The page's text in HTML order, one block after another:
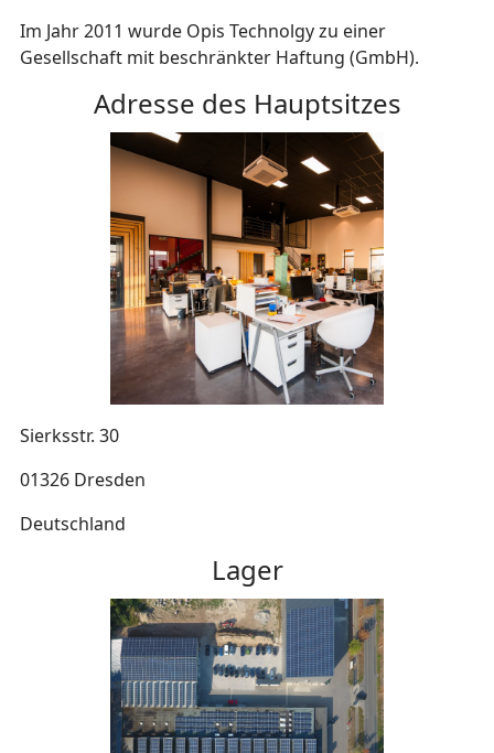
Im Jahr 2011 wurde Opis Technolgy zu einer
Gesellschaft mit beschränkter Haftung (GmbH).
Adresse des Hauptsitzes
Sierksstr. 30
01326 Dresden
Deutschland
Lager